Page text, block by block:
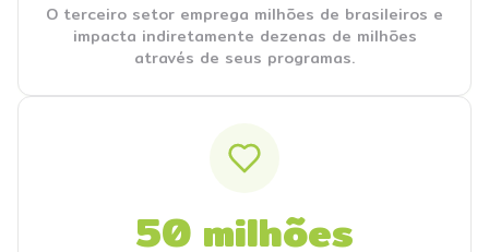
O terceiro setor emprega milhões de brasileiros e
impacta indiretamente dezenas de milhões
através de seus programas.
50 milhões